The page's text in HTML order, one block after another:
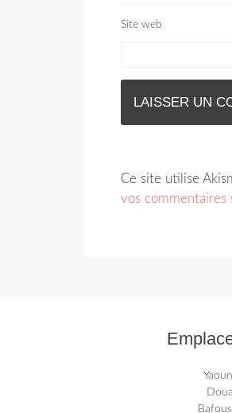
Site web
Ce site utilise
vos commentaires